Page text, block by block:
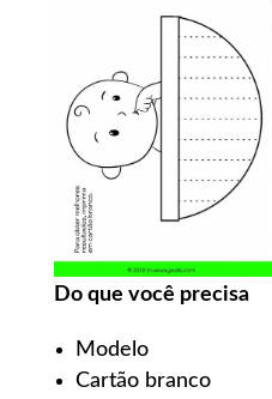
Do que você precisa
Modelo
Cartão branco